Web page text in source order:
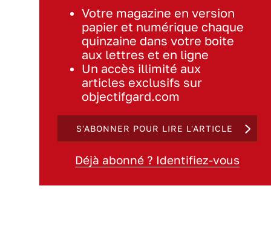
Votre magazine en version
papier et numérique chaque
quinzaine dans votre boite
aux lettres et en ligne
Un accès illimité aux
articles exclusifs sur
objectifgard.com
S'ABONNER POUR LIRE L'ARTICLE
Déjà abonné ? Identifiez-vous